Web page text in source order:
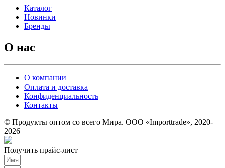
Каталог
Новинки
Бренды
О нас
О компании
Оплата и доставка
Конфиденциальность
Контакты
© Продукты оптом со всего Мира. ООО «Importtrade», 2020-
2026
Получить прайс-лист